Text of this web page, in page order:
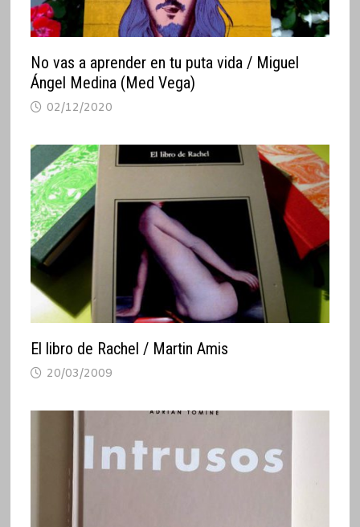
No vas a aprender en tu puta vida / Miguel
Ángel Medina (Med Vega)
02/12/2020
El libro de Rachel / Martin Amis
20/03/2009